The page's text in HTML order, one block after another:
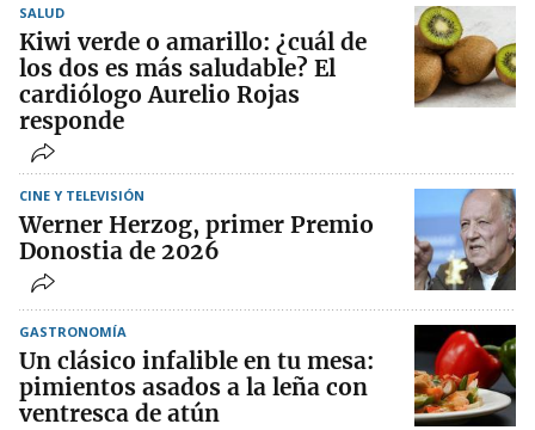
SALUD
Kiwi verde o amarillo: ¿cuál de
los dos es más saludable? El
cardiólogo Aurelio Rojas
responde
CINE Y TELEVISIÓN
Werner Herzog, primer Premio
Donostia de 2026
GASTRONOMÍA
Un clásico infalible en tu mesa:
pimientos asados a la leña con
ventresca de atún